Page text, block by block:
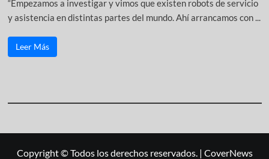
“Empezamos a investigar y vimos que existen robots de servicio
y asistencia en distintas partes del mundo. Ahí arrancamos con ...
Leer Más
Copyright © Todos los derechos reservados. | CoverNews